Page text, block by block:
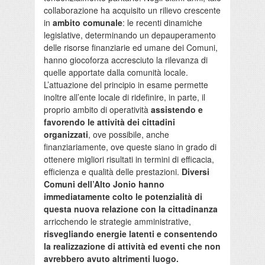
collaborazione ha acquisito un rilievo crescente
in ambito comunale: le recenti dinamiche
legislative, determinando un depauperamento
delle risorse finanziarie ed umane dei Comuni,
hanno giocoforza accresciuto la rilevanza di
quelle apportate dalla comunità locale.
L’attuazione del principio in esame permette
inoltre all’ente locale di ridefinire, in parte, il
proprio ambito di operatività assistendo e
favorendo le attività dei cittadini
organizzati, ove possibile, anche
finanziariamente, ove queste siano in grado di
ottenere migliori risultati in termini di efficacia,
efficienza e qualità delle prestazioni. Diversi
Comuni dell’Alto Jonio hanno
immediatamente colto le potenzialità di
questa nuova relazione con la cittadinanza
arricchendo le strategie amministrative,
risvegliando energie latenti e consentendo
la realizzazione di attività ed eventi che non
avrebbero avuto altrimenti luogo.